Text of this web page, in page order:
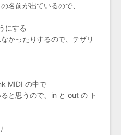
名前が出ているので、
にする
かったりするので、テザリ
MIDI の中で
と思うので、in と out の ト